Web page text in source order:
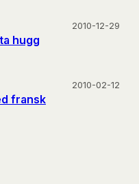
hugg
2010-12-29
fransk
2010-02-12